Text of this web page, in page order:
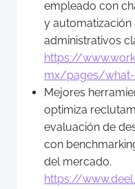
empleado con
y automatización
administrativos
https://
mx/pages/what-
Mejores
optimiza
evaluación de
con
del mercado.
https://